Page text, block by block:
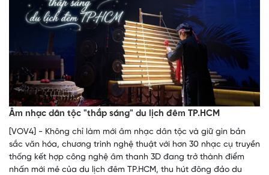
Âm nhạc dân tộc "thắp sáng" du lịch đêm TP.HCM
[VOV4] - Không chỉ làm mới âm nhạc dân tộc và giữ gìn bản
sắc văn hóa, chương trình nghệ thuật với hơn 30 nhạc cụ truyền
thống kết hợp công nghệ âm thanh 3D đang trở thành điểm
nhấn mới mẻ của du lịch đêm TP.HCM, thu hút đông đảo du